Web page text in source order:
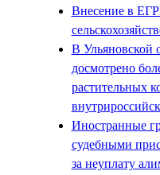
Внесение в
В Ульяновской
досмотрено
растительных
Иностранные
судебными
за неуплату